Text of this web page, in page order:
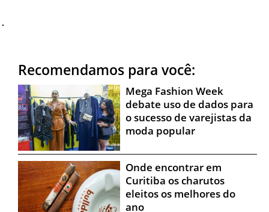
Recomendamos para você:
Mega Fashion Week
debate uso de dados para
o sucesso de varejistas da
moda popular
Onde encontrar em
Curitiba os charutos
eleitos os melhores do
ano